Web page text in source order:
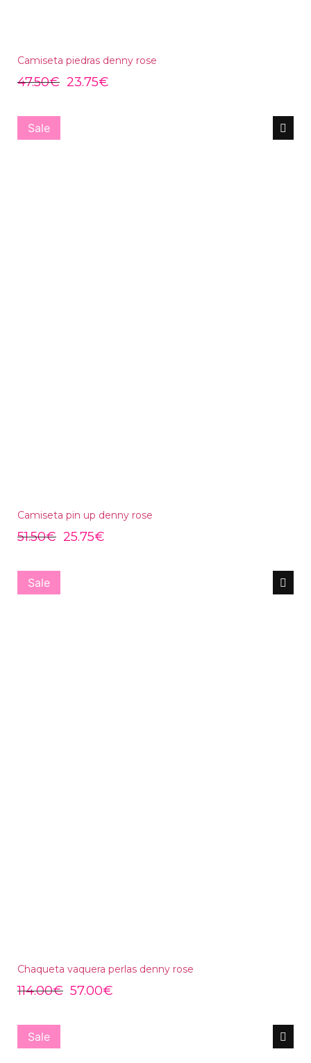
Camiseta piedras denny rose
47.50€ 23.75€
Sale
Camiseta pin up denny rose
51.50€ 25.75€
Sale
Chaqueta vaquera perlas denny rose
114.00€ 57.00€
Sale